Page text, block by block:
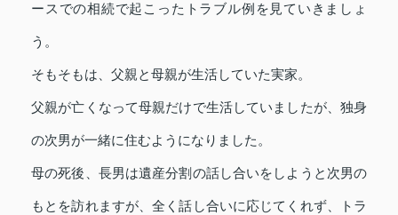
ースでの相続で起こったトラブル例を見ていきましょ
う。
そもそもは、父親と母親が生活していた実家。
父親が亡くなって母親だけで生活していましたが、独身
の次男が一緒に住むようになりました。
母の死後、長男は遺産分割の話し合いをしようと次男の
もとを訪れますが、全く話し合いに応じてくれず、トラ